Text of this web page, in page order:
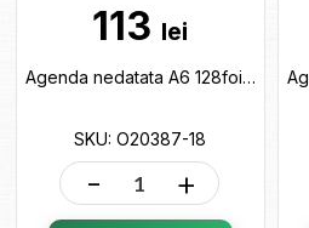
113 lei
Agenda nedatata A6 128foi Namib (cu elastic) bordo O20387-18
SKU: O20387-18
- +